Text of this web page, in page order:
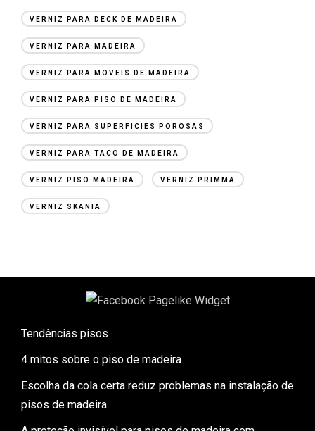
VERNIZ PARA DECK DE MADEIRA
VERNIZ PARA MADEIRA
VERNIZ PARA MOVEIS DE MADEIRA
VERNIZ PARA PISO DE MADEIRA
VERNIZ PARA SUPERFICIES POROSAS
VERNIZ PARA TACO DE MADEIRA
VERNIZ PISO MADEIRA VERNIZ PRIMMA
VERNIZ SKANIA
Tendências pisos
4 mitos sobre o piso de madeira
Escolha da cola certa reduz problemas na instalação de
pisos de madeira